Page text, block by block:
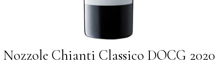
Nozzole Chianti Classico DOCG 2020